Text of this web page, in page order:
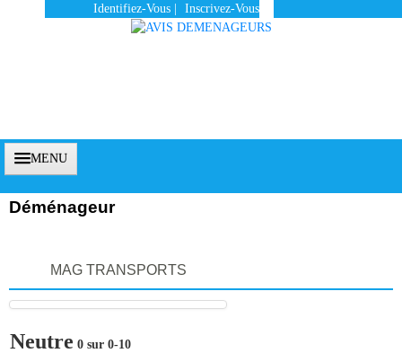
Identifiez-Vous Inscrivez-Vous
MENU
Vous Êtes Un Client
Qui Sommes-Nous ?
Déménageur
MAG TRANSPORTS
Neutre 0 sur 0-10